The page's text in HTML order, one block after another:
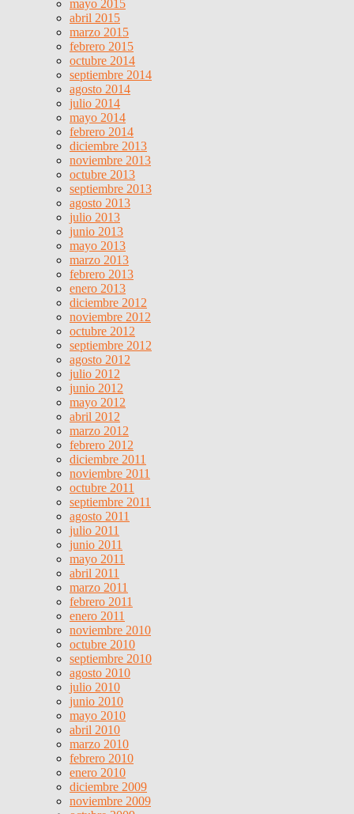
mayo 2015
abril 2015
marzo 2015
febrero 2015
octubre 2014
septiembre 2014
agosto 2014
julio 2014
mayo 2014
febrero 2014
diciembre 2013
noviembre 2013
octubre 2013
septiembre 2013
agosto 2013
julio 2013
junio 2013
mayo 2013
marzo 2013
febrero 2013
enero 2013
diciembre 2012
noviembre 2012
octubre 2012
septiembre 2012
agosto 2012
julio 2012
junio 2012
mayo 2012
abril 2012
marzo 2012
febrero 2012
diciembre 2011
noviembre 2011
octubre 2011
septiembre 2011
agosto 2011
julio 2011
junio 2011
mayo 2011
abril 2011
marzo 2011
febrero 2011
enero 2011
noviembre 2010
octubre 2010
septiembre 2010
agosto 2010
julio 2010
junio 2010
mayo 2010
abril 2010
marzo 2010
febrero 2010
enero 2010
diciembre 2009
noviembre 2009